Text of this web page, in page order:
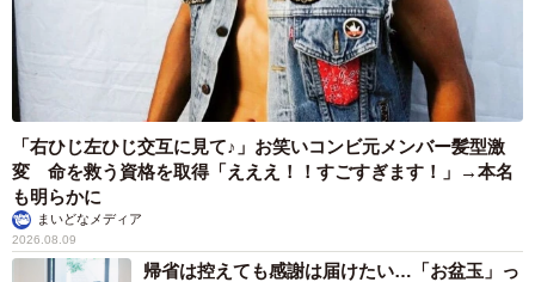
「右ひじ左ひじ交互に見て♪」お笑いコンビ元メンバー髪型激
変 命を救う資格を取得「えええ！！すごすぎます！」→本名
も明らかに
まいどなメディア
2026.08.09
帰省は控えても感謝は届けたい…「お盆玉」っ